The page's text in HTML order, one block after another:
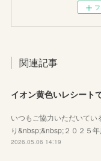
関連記事
いつもご協力いただいてい
り&nbsp;&nbsp;２０２５
2026.05.06 14:19